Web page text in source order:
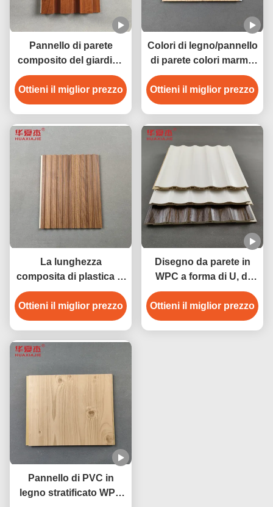
Pannello di parete
composito del giardino
resistente alle
intemperie WPC 200mm
x 16mm dell'interno
Ottieni il miglior prezzo
Colori di legno/pannello
di parete colori marmo
per la lunghezza
all'aperto dell'interno
della decorazione
Ottieni il miglior prezzo
La lunghezza
composita di plastica di
legno irritante del
pannello di parete
2.9m/3m ha
Ottieni il miglior prezzo
Disegno da parete in
WPC a forma di U, di
colore stratificato, per la
decorazione del bagno
domestico
Ottieni il miglior prezzo
Pannello di PVC in
legno stratificato WPC